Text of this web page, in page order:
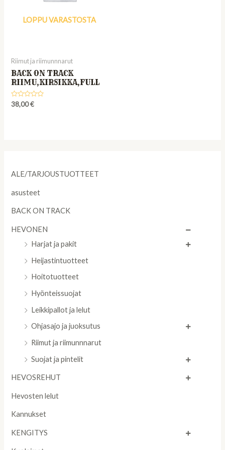
ALE/TARJOUSTUOTTEET
asusteet
BACK ON TRACK
HEVONEN
Harjat ja pakit
Heijastintuotteet
Hoitotuotteet
Hyönteissuojat
Leikkipallot ja lelut
Ohjasajo ja juoksutus
Riimut ja riimunnnarut
Suojat ja pintelit
HEVOSREHUT
Hevosten lelut
Kannukset
KENGITYS
LOPPU VARASTOSTA
Riimut ja riimunnnarut
BACK ON TRACK
RIIMU,KIRSIKKA,FULL
Rated
0
38,00€